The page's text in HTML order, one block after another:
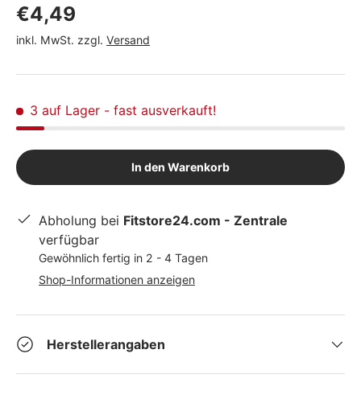
Normaler Preis
€4,49
inkl. MwSt. zzgl. Versand
3 auf Lager - fast ausverkauft!
In den Warenkorb
Abholung bei Fitstore24.com - Zentrale
verfügbar
Gewöhnlich fertig in 2 - 4 Tagen
Shop-Informationen anzeigen
Herstellerangaben